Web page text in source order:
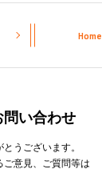
Home
問い合わせ
うございます。
ご意見、ご質問等は